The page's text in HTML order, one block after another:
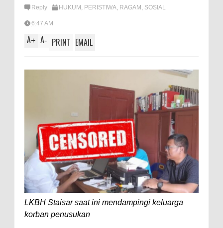
Reply HUKUM , PERISTIWA, RAGAM , SOSIAL
6:47 AM
A+ A- PRINT EMAIL
LKBH Staisar saat ini mendampingi keluarga
korban penusukan